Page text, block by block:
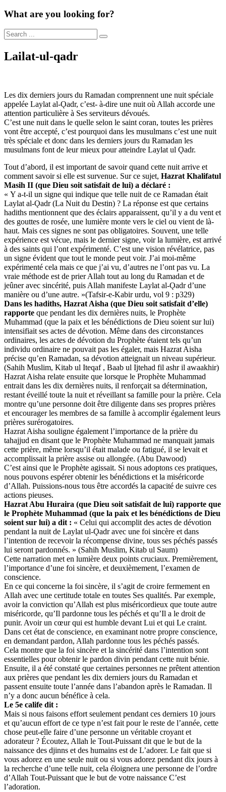
What are you looking for?
Lailat-ul-qadr
Les dix derniers jours du Ramadan comprennent une nuit spéciale
appelée Laylat al-Ǫadr, c’est- à-dire une nuit où Allah accorde une
attention particulière à Ses serviteurs dévoués.
C’est une nuit dans le quelle selon le saint coran, toutes les prières
vont être accepté, c’est pourquoi dans les musulmans c’est une nuit
très spéciale et donc dans les derniers jours du Ramadan les
musulmans font de leur mieux pour atteindre Laylat ul Ǫadr.
Tout d’abord, il est important de savoir quand cette nuit arrive et
comment savoir si elle est survenue. Sur ce sujet, Hazrat Khalifatul
Masih II (que Dieu soit satisfait de lui) a déclaré :
« Y a-t-il un signe qui indique que telle nuit de ce Ramadan était
Laylat al-Ǫadr (La Nuit du Destin) ? La réponse est que certains
hadiths mentionnent que des éclairs apparaissent, qu’il y a du vent et
des gouttes de rosée, une lumière monte vers le ciel ou vient de là-
haut. Mais ces signes ne sont pas obligatoires. Souvent, une telle
expérience est vécue, mais le dernier signe, voir la lumière, est arrivé
à des saints qui l’ont expérimenté. C’est une vision révélatrice, pas
un signe évident que tout le monde peut voir. J’ai moi-même
expérimenté cela mais ce que j’ai vu, d’autres ne l’ont pas vu. La
vraie méthode est de prier Allah tout au long du Ramadan et de
jeûner avec sincérité, puis Allah manifeste Laylat al-Ǫadr d’une
manière ou d’une autre. »(Tafsir-e-Kabir urdu, vol 9 : p329)
Dans les hadiths, Hazrat Aisha (que Dieu soit satisfait d’elle)
rapporte que pendant les dix dernières nuits, le Prophète
Muhammad (que la paix et les bénédictions de Dieu soient sur lui)
intensifiait ses actes de dévotion. Même dans des circonstances
ordinaires, les actes de dévotion du Prophète étaient tels qu’un
individu ordinaire ne pouvait pas les égaler, mais Hazrat Aisha
précise qu’en Ramadan, sa dévotion atteignait un niveau supérieur.
(Sahih Muslim, Kitab ul Iteqaf , Baab ul Ijtehad fil ashr il awaakhir)
Hazrat Aisha relate ensuite que lorsque le Prophète Muhammad
entrait dans les dix dernières nuits, il renforçait sa détermination,
restant éveillé toute la nuit et réveillant sa famille pour la prière. Cela
montre qu’une personne doit être diligente dans ses propres prières
et encourager les membres de sa famille à accomplir également leurs
prières surérogatoires.
Hazrat Aisha souligne également l’importance de la prière du
tahajjud en disant que le Prophète Muhammad ne manquait jamais
cette prière, même lorsqu’il était malade ou fatigué, il se levait et
accomplissait la prière assise ou allongée. (Abu Dawood)
C’est ainsi que le Prophète agissait. Si nous adoptons ces pratiques,
nous pouvons espérer obtenir les bénédictions et la miséricorde
d’Allah. Puissions-nous tous être accordés la capacité de suivre ces
actions pieuses.
Hazrat Abu Huraira (que Dieu soit satisfait de lui) rapporte que
le Prophète Muhammad (que la paix et les bénédictions de Dieu
soient sur lui) a dit : « Celui qui accomplit des actes de dévotion
pendant la nuit de Laylat ul-Ǫadr avec une foi sincère et dans
l’intention de recevoir la récompense divine, tous ses péchés passés
lui seront pardonnés. » (Sahih Muslim, Kitab ul Saum)
Cette narration met en lumière deux points cruciaux. Premièrement,
l’importance d’une foi sincère, et deuxièmement, l’examen de
conscience.
En ce qui concerne la foi sincère, il s’agit de croire fermement en
Allah avec une certitude totale en toutes Ses qualités. Par exemple,
avoir la conviction qu’Allah est plus miséricordieux que toute autre
miséricorde, qu’Il pardonne tous les péchés et qu’Il a le droit de
punir. Avoir un cœur qui est humble devant Lui et qui Le craint.
Dans cet état de conscience, en examinant notre propre conscience,
en demandant pardon, Allah pardonne tous les péchés passés.
Cela montre que la foi sincère et la sincérité dans l’intention sont
essentielles pour obtenir le pardon divin pendant cette nuit bénie.
Ensuite, il a été constaté que certaines personnes ne prêtent attention
aux prières que pendant les dix derniers jours du Ramadan et
passent ensuite toute l’année dans l’abandon après le Ramadan. Il
n’y a donc aucun bénéfice à cela.
Le 5e calife dit :
Mais si nous faisons effort seulement pendant ces derniers 10 jours
et qu’aucun effort de ce type n’est fait pour le reste de l’année, cette
chose peut-elle faire d’une personne un véritable croyant et
adorateur ? Écoutez, Allah le Tout-Puissant dit que le but de la
naissance des djinns et des humains est de L’adorer. Le fait que si
vous adorez en une seule nuit ou si vous adorez pendant dix jours à
la recherche d’une telle nuit, cela éloignera une personne de l’ordre
d’Allah Tout-Puissant que le but de votre naissance C’est
l’adoration.